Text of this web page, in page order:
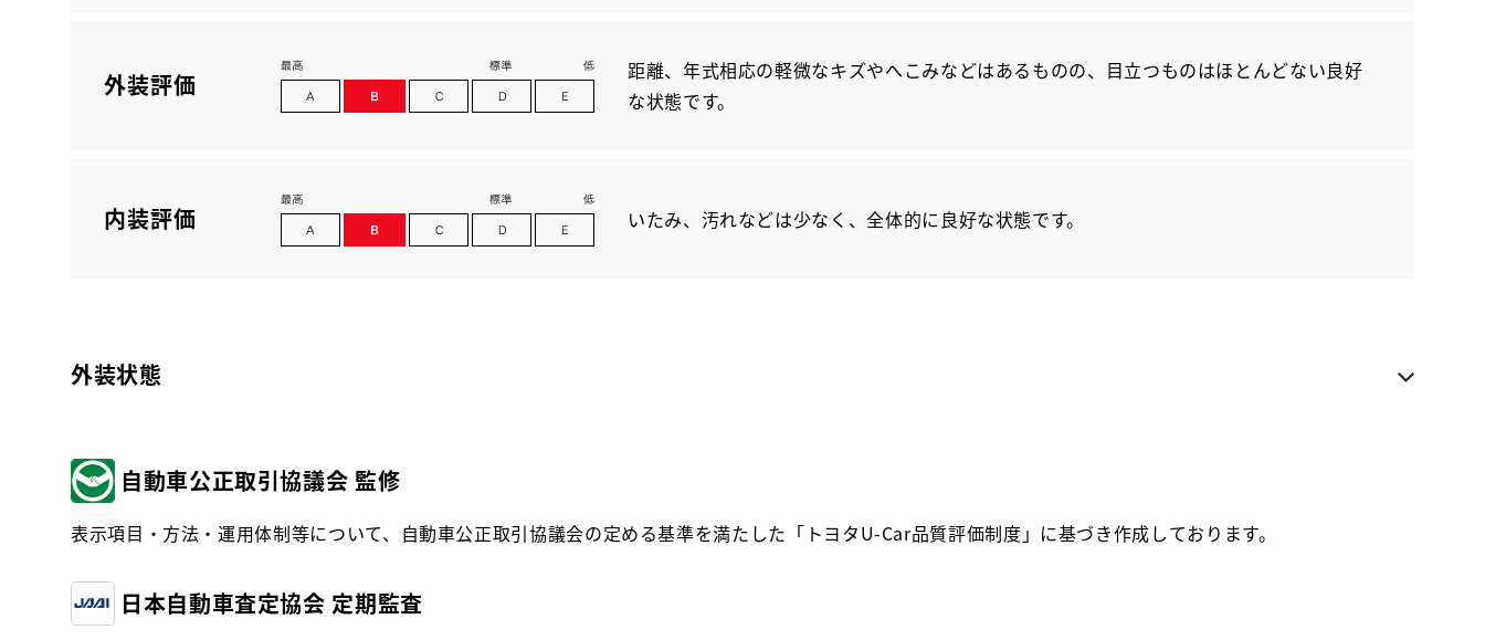
お気に入り追加
外装評価
距離、年式相応の軽微なキズやへこみなどはあるものの、目立つものはほとんどない良好
な状態です。
内装評価 いたみ、汚れなどは少なく、全体的に良好な状態です。
外装状態
自動車公正取引協議会 監修
表示項目・方法・運用体制等について、自動車公正取引協議会の定める基準を満たした「トヨタU-Car品質評価制度」に基づき作成しております。
日本自動車査定協会 定期監査